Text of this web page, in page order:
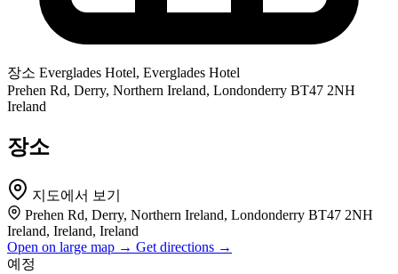
장소 Everglades Hotel, Everglades Hotel
Prehen Rd, Derry, Northern Ireland, Londonderry BT47 2NH
Ireland
장소
지도에서 보기
Prehen Rd, Derry, Northern Ireland, Londonderry BT47 2NH
Ireland, Ireland, Ireland
Open on large map → Get directions →
예정